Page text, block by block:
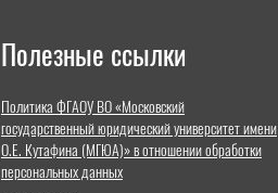
Полезные ссылки
Политика ФГАОУ ВО «Московский
государственный юридический университет имени
О.Е. Кутафина (МГЮА)» в отношении обработки
персональных данных